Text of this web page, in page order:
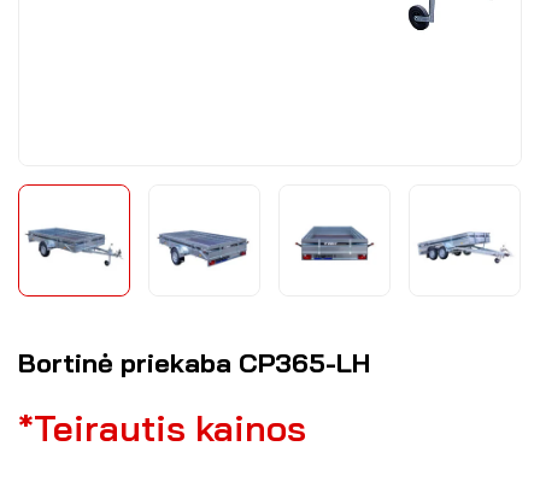
Bortinė priekaba CP365-LH
*Teirautis kainos